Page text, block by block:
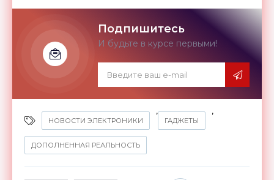
Подпишитесь
И будьте в курсе первыми!
НОВОСТИ ЭЛЕКТРОНИКИ
,
ГАДЖЕТЫ
,
ДОПОЛНЕННАЯ РЕАЛЬНОСТЬ